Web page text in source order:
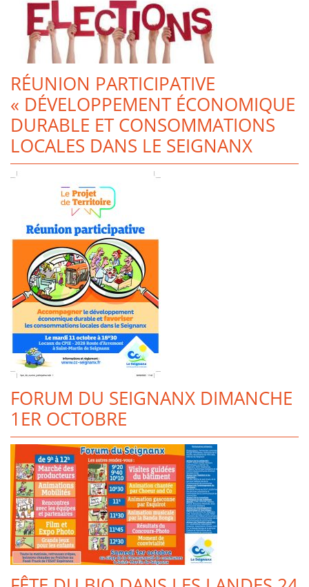
RÉUNION PARTICIPATIVE
« DÉVELOPPEMENT ÉCONOMIQUE
DURABLE ET CONSOMMATIONS
LOCALES DANS LE SEIGNANX
FORUM DU SEIGNANX DIMANCHE
1ER OCTOBRE